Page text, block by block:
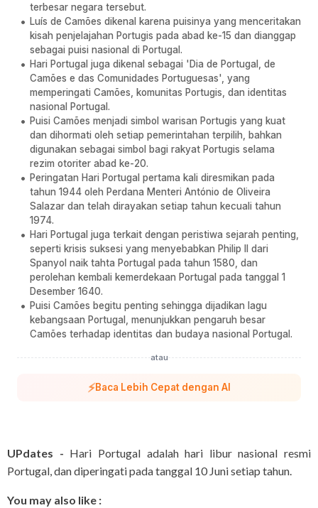
terbesar negara tersebut.
Luís de Camões dikenal karena puisinya yang menceritakan
kisah penjelajahan Portugis pada abad ke-15 dan dianggap
sebagai puisi nasional di Portugal.
Hari Portugal juga dikenal sebagai 'Dia de Portugal, de
Camões e das Comunidades Portuguesas', yang
memperingati Camões, komunitas Portugis, dan identitas
nasional Portugal.
Puisi Camões menjadi simbol warisan Portugis yang kuat
dan dihormati oleh setiap pemerintahan terpilih, bahkan
digunakan sebagai simbol bagi rakyat Portugis selama
rezim otoriter abad ke-20.
Peringatan Hari Portugal pertama kali diresmikan pada
tahun 1944 oleh Perdana Menteri António de Oliveira
Salazar dan telah dirayakan setiap tahun kecuali tahun
1974.
Hari Portugal juga terkait dengan peristiwa sejarah penting,
seperti krisis suksesi yang menyebabkan Philip II dari
Spanyol naik tahta Portugal pada tahun 1580, dan
perolehan kembali kemerdekaan Portugal pada tanggal 1
Desember 1640.
Puisi Camões begitu penting sehingga dijadikan lagu
kebangsaan Portugal, menunjukkan pengaruh besar
Camões terhadap identitas dan budaya nasional Portugal.
atau
⚡Baca Lebih Cepat dengan AI
UPdates - Hari Portugal adalah hari libur nasional resmi
Portugal, dan diperingati pada tanggal 10 Juni setiap tahun.
You may also like :